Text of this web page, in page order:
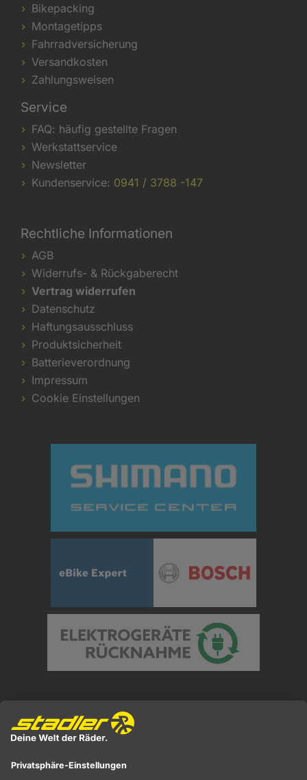
Bikepacking
Montagetipps
Fahrradversicherung
Versandkosten
Zahlungsweisen
Service
FAQ: häufig gestellte Fragen
Werkstattservice
Newsletter
Kundenservice: 0941 / 3788 -147
Rechtliche Informationen
AGB
Widerrufs- & Rückgaberecht
Vertrag widerrufen
Datenschutz
Haftungsausschluss
Produktsicherheit
Batterieverordnung
Impressum
Cookie Einstellungen